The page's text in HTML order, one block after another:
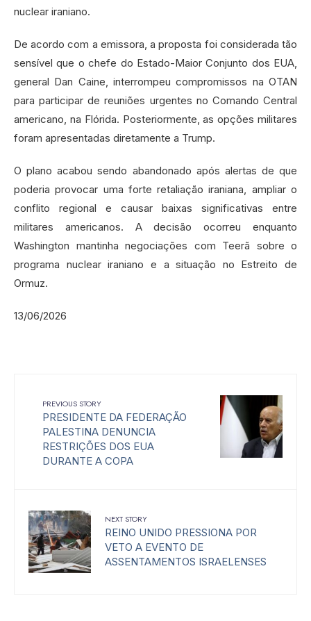
nuclear iraniano.
De acordo com a emissora, a proposta foi considerada tão
sensível que o chefe do Estado-Maior Conjunto dos EUA,
general Dan Caine, interrompeu compromissos na OTAN
para participar de reuniões urgentes no Comando Central
americano, na Flórida. Posteriormente, as opções militares
foram apresentadas diretamente a Trump.
O plano acabou sendo abandonado após alertas de que
poderia provocar uma forte retaliação iraniana, ampliar o
conflito regional e causar baixas significativas entre
militares americanos. A decisão ocorreu enquanto
Washington mantinha negociações com Teerã sobre o
programa nuclear iraniano e a situação no Estreito de
Ormuz.
13/06/2026
PREVIOUS STORY
PRESIDENTE DA FEDERAÇÃO
PALESTINA DENUNCIA
RESTRIÇÕES DOS EUA
DURANTE A COPA
NEXT STORY
REINO UNIDO PRESSIONA POR
VETO A EVENTO DE
ASSENTAMENTOS ISRAELENSES